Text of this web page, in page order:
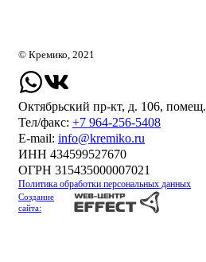
© Кремико, 2021
Октябрьский пр-кт, д. 106,
Тел/факс: +7 964-256-5408
Е-mail: info@kremiko.ru
ИНН 434599527670
ОГРН 315435000007021
Политика обработки персональных данных
Создание
сайта: